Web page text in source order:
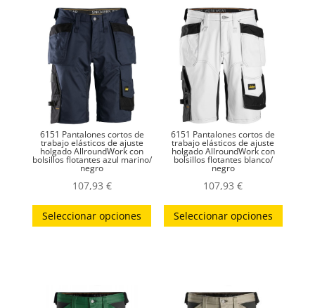
6151 Pantalones cortos de
trabajo elásticos de ajuste
holgado AllroundWork con
bolsillos flotantes azul marino/
negro
107,93 €
Seleccionar opciones
Este
producto
6151 Pantalones cortos de
trabajo elásticos de ajuste
holgado AllroundWork con
bolsillos flotantes blanco/
negro
107,93€
Seleccionar opciones
Este